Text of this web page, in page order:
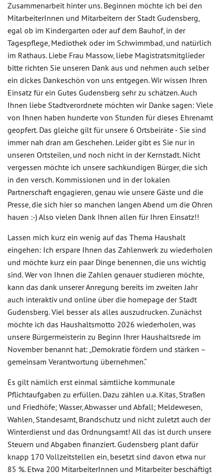
Zusammenarbeit hinter uns. Beginnen möchte ich bei den
MitarbeiterInnen und Mitarbeitern der Stadt Gudensberg,
egal ob im Kindergarten oder auf dem Bauhof, in der
Tagespflege, Mediothek oder im Schwimmbad, und natürlich
im Rathaus. Liebe Frau Massow, liebe Magistratsmitglieder
bitte richten Sie unseren Dank aus und nehmen auch selber
ein dickes Dankeschön von uns entgegen. Wir wissen Ihren
Einsatz für ein Gutes Gudensberg sehr zu schätzen. Auch
Ihnen liebe Stadtverordnete möchten wir Danke sagen: Viele
von Ihnen haben hunderte von Stunden für dieses Ehrenamt
geopfert. Das gleiche gilt für unsere 6 Ortsbeiräte - Sie sind
immer nah dran am Geschehen. Leider gibt es Sie nur in
unseren Ortsteilen, und noch nicht in der Kernstadt. Nicht
vergessen möchte ich unsere sachkundigen Bürger, die sich
in den versch. Kommissionen und in der lokalen
Partnerschaft engagieren, genau wie unsere Gäste und die
Presse, die sich hier so manchen langen Abend um die Ohren
hauen :-) Also vielen Dank Ihnen allen für Ihren Einsatz!!
Lassen mich kurz ein wenig auf das Thema Haushalt
eingehen: Ich erspare Ihnen das Zahlenwerk zu wiederholen
und möchte kurz ein paar Dinge benennen, die uns wichtig
sind. Wer von Ihnen die Zahlen genauer studieren möchte,
kann das dank unserer Anregung bereits im zweiten Jahr
auch interaktiv und online über die homepage der Stadt
Gudensberg. Viel besser als alles auszudrucken. Zunächst
möchte ich das Haushaltsmotto 2026 wiederholen, was
unsere Bürgermeisterin zu Beginn Ihrer Haushaltsrede im
November benannt hat: „Demokratie fördern und stärken –
gemeinsam Verantwortung übernehmen.“
Es gilt nämlich erst einmal sämtliche kommunale
Pflichtaufgaben zu erfüllen. Dazu zählen u.a. Kitas, Straßen
und Friedhöfe; Wasser, Abwasser und Abfall; Meldewesen,
Wahlen, Standesamt, Brandschutz und nicht zuletzt auch der
Winterdienst und das Ordnungsamt! All das ist durch unsere
Steuern und Abgaben finanziert. Gudensberg plant dafür
knapp 170 Vollzeitstellen ein, besetzt sind davon etwa nur
85 %. Etwa 200 MitarbeiterInnen und Mitarbeiter beschäftigt